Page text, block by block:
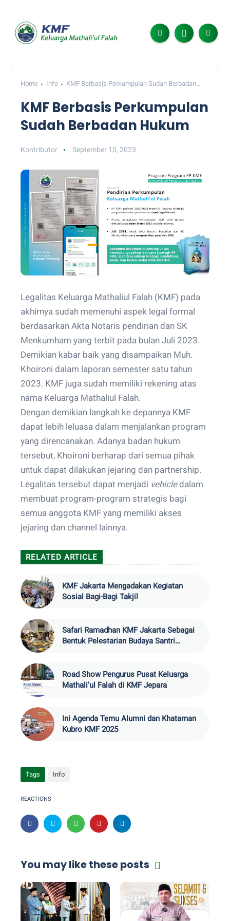
Home Info
KMF Berbasis Perkumpulan Sudah Berbadan
KMF Berbasis Perkumpulan
Sudah Berbadan Hukum
Kontributor September 10, 2023
Legalitas Keluarga Mathaliul Falah (KMF) pada
akhirnya sudah memenuhi aspek legal formal
berdasarkan Akta Notaris pendirian dan SK
Menkumham yang terbit pada bulan Juli 2023.
Demikian kabar baik yang disampaikan Muh.
Khoironi dalam laporan semester satu tahun
2023. KMF juga sudah memiliki rekening atas
nama Keluarga Mathaliul Falah.
Dengan demikian langkah ke depannya KMF
dapat lebih leluasa dalam menjalankan program
yang direncanakan. Adanya badan hukum
tersebut, Khoironi berharap dari semua pihak
untuk dapat dilakukan jejaring dan partnership.
Legalitas tersebut dapat menjadi vehicledalam
membuat program-program strategis bagi
semua anggota KMF yang memiliki akses
jejaring dan channel lainnya.
RELATED ARTICLE
KMF Jakarta Mengadakan Kegiatan
Sosial Bagi-Bagi Takjil
Safari Ramadhan KMF Jakarta Sebagai
Bentuk Pelestarian Budaya Santri
Road Show Pengurus Pusat Keluarga
Mathali'ul Falah di KMF Jepara
Ini Agenda Temu Alumni dan Khataman
Kubro KMF 2025
Tags Info
REACTIONS
You may like these posts